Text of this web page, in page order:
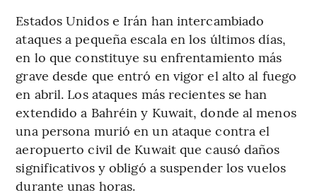
Estados Unidos e Irán han intercambiado
ataques a pequeña escala en los últimos días,
en lo que constituye su enfrentamiento más
grave desde que entró en vigor el alto al fuego
en abril. Los ataques más recientes se han
extendido a Bahréin y Kuwait, donde al menos
una persona murió en un ataque contra el
aeropuerto civil de Kuwait que causó daños
significativos y obligó a suspender los vuelos
durante unas horas.